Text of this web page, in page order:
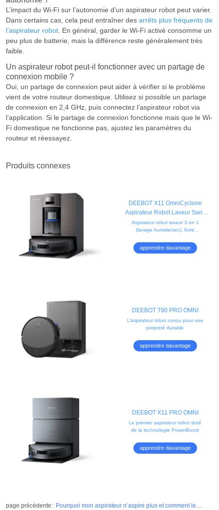
L’impact du Wi-Fi sur l’autonomie d’un aspirateur robot peut varier.
Dans certains cas, cela peut entraîner des arrêts plus fréquents de
l’aspirateur robot . En général, garder le Wi-Fi activé consomme un
peu plus de batterie, mais la différence reste généralement très
faible.
Un aspirateur robot peut-il fonctionner avec un partage de
connexion mobile ?
Oui, un partage de connexion peut aider à vérifier si le problème
vient de votre routeur domestique. Utilisez si possible un partage
de connexion en 2,4 GHz, puis connectez l’aspirateur robot via
l’application. Si le partage de connexion fonctionne mais que le Wi-
Fi domestique ne fonctionne pas, ajustez les paramètres du
routeur et réessayez.
Produits connexes
DEEBOT X11 OmniCyclone
Aspirateur Robot Laveur Sans
Sac (Vidage Auto, Animaux, IA)
Aspirateur robot laveur 3 en 1
(lavage humide/sec), forte
PowerBoost. Idéal pour animaux,
brosse anti-nœuds.
apprendre davantage
DEEBOT T90 PRO OMNI
L’aspirateur robot conçu pour une
propreté durable
apprendre davantage
DEEBOT X11 PRO OMNI
Le premier aspirateur robot doté
de la technologie PowerBoost
apprendre davantage
page précédente: Pourquoi mon aspirateur n’aspire plus et comment le